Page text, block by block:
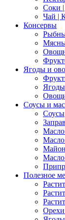
Соки
Чай |
Консервы
Ягоды и
Соусы и
Соусы
Масло
Масло
Масло
Полезное